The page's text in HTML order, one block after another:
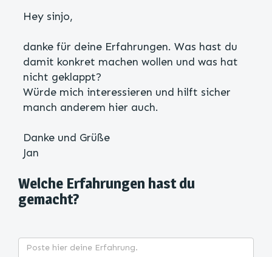
Hey sinjo,
danke für deine Erfahrungen. Was hast du
damit konkret machen wollen und was hat
nicht geklappt?
Würde mich interessieren und hilft sicher
manch anderem hier auch.
Danke und Grüße
Jan
Welche Erfahrungen hast du
gemacht?